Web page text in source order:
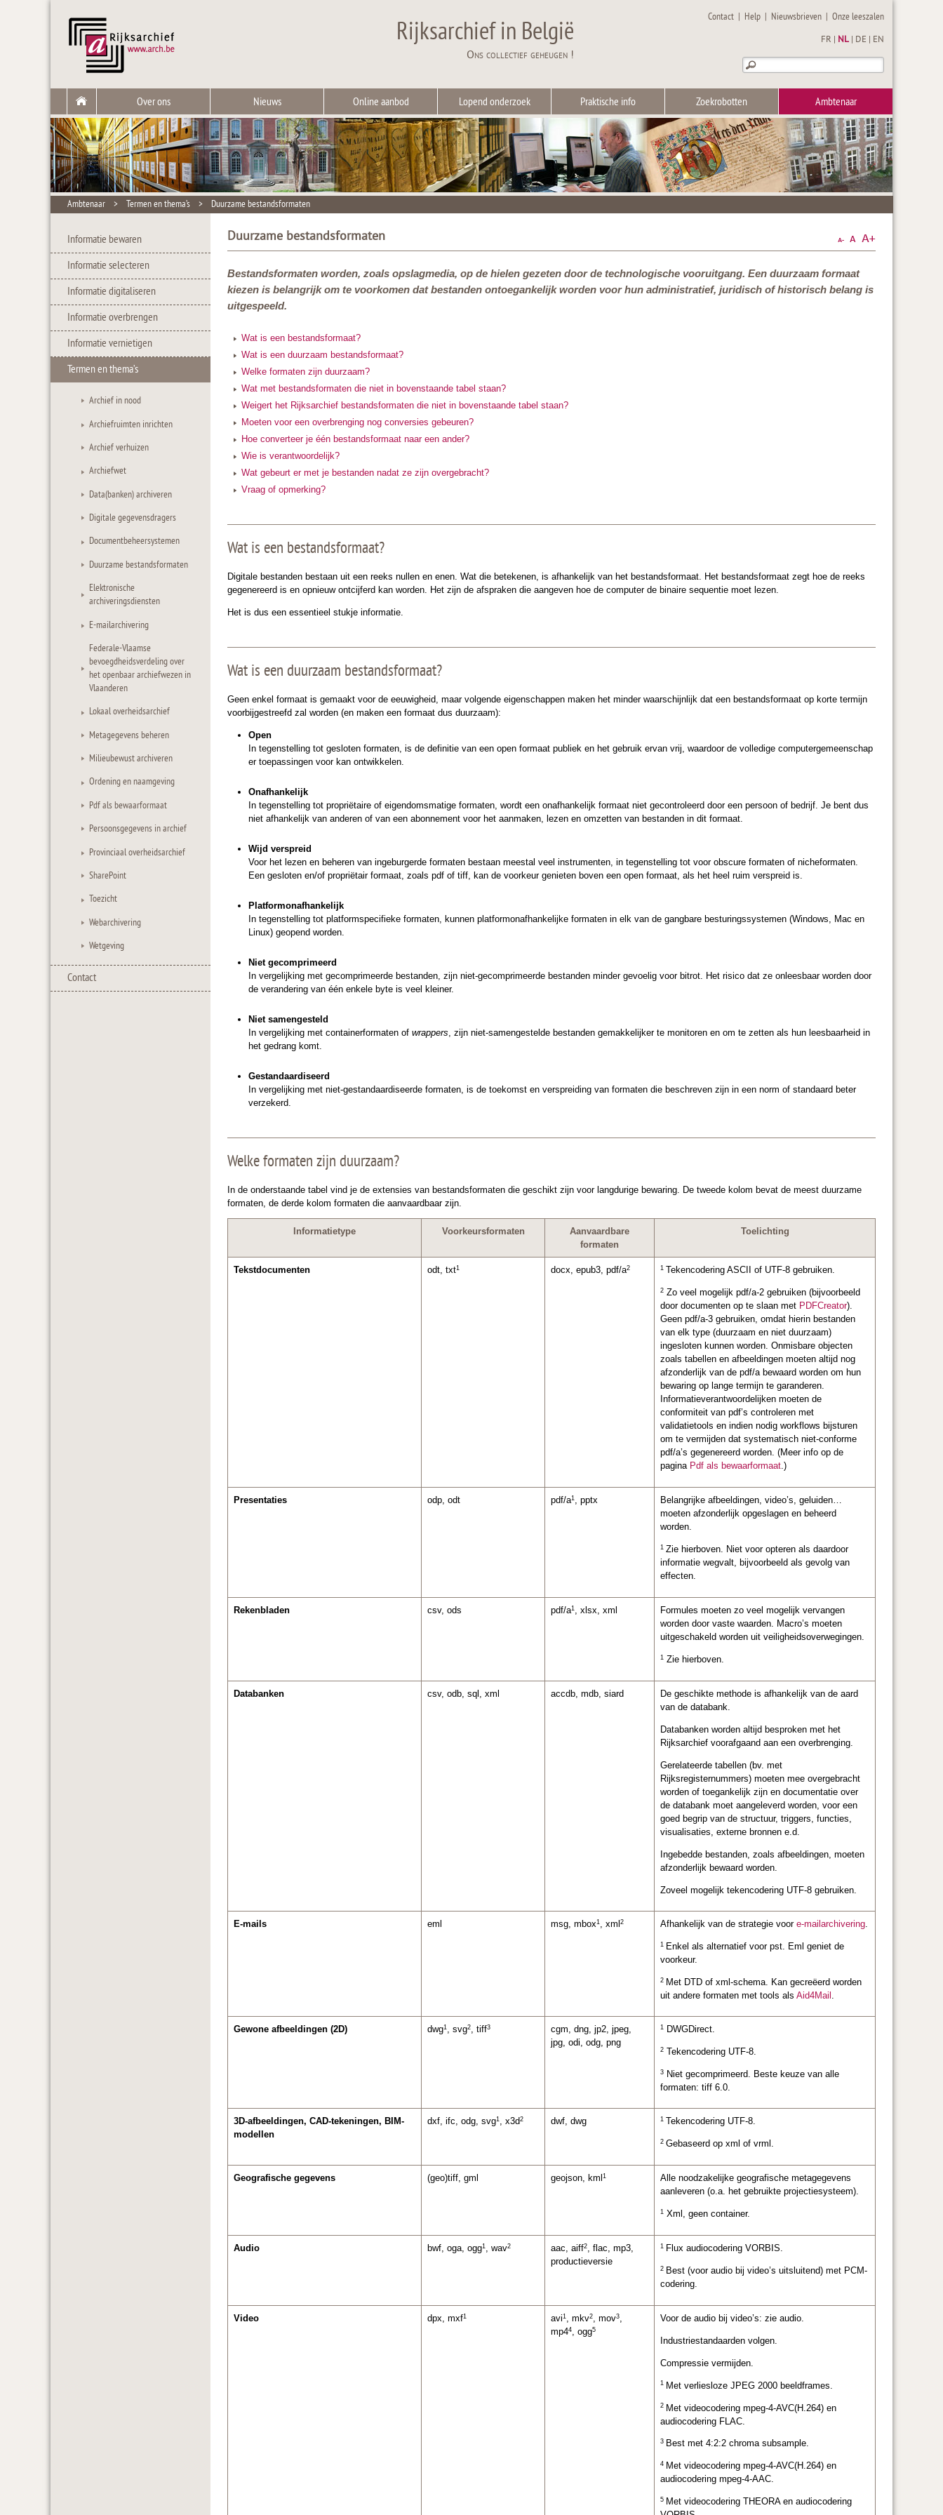
Rijksarchief in België
Ons collectief geheugen !
Contact | Help | Nieuwsbrieven |Onze leeszalen
FR NL DE EN
Over ons Nieuws Online aanbod Lopend onderzoek Praktische info Zoekrobotten Ambtenaar
Ambtenaar > Termen en thema’s > Duurzame bestandsformaten
Informatie bewaren
Informatie selecteren
Informatie digitaliseren
Informatie overbrengen
Informatie vernietigen
Termen en thema’s
Archief in nood
Archiefruimten inrichten
Archief verhuizen
Archiefwet
Data(banken) archiveren
Digitale gegevensdragers
Documentbeheersystemen
Duurzame bestandsformaten
Elektronische
archiveringsdiensten
E-mailarchivering
Federale-Vlaamse
bevoegdheidsverdeling over
het openbaar archiefwezen in
Vlaanderen
Lokaal overheidsarchief
Metagegevens beheren
Milieubewust archiveren
Ordening en naamgeving
Pdf als bewaarformaat
Persoonsgegevens in archief
Provinciaal overheidsarchief
SharePoint
Toezicht
Webarchivering
Wetgeving
Contact
Duurzame bestandsformaten
Bestandsformaten worden, zoals opslagmedia, op de hielen gezeten door de technologische vooruitgang. Een duurzaam formaat
kiezen is belangrijk om te voorkomen dat bestanden ontoegankelijk worden voor hun administratief, juridisch of historisch belang is
uitgespeeld.
Wat is een bestandsformaat?
Wat is een duurzaam bestandsformaat?
Welke formaten zijn duurzaam?
Wat met bestandsformaten die niet in bovenstaande tabel staan?
Weigert het Rijksarchief bestandsformaten die niet in bovenstaande tabel staan?
Moeten voor een overbrenging nog conversies gebeuren?
Hoe converteer je één bestandsformaat naar een ander?
Wie is verantwoordelijk?
Wat gebeurt er met je bestanden nadat ze zijn overgebracht?
Vraag of opmerking?
Wat is een bestandsformaat?
Digitale bestanden bestaan uit een reeks nullen en enen. Wat die betekenen, is afhankelijk van het bestandsformaat. Het bestandsformaat zegt hoe de reeks
gegenereerd is en opnieuw ontcijferd kan worden. Het zijn de afspraken die aangeven hoe de computer de binaire sequentie moet lezen.
Het is dus een essentieel stukje informatie.
Wat is een duurzaam bestandsformaat?
Geen enkel formaat is gemaakt voor de eeuwigheid, maar volgende eigenschappen maken het minder waarschijnlijk dat een bestandsformaat op korte termijn
voorbijgestreefd zal worden (en maken een formaat dus duurzaam):
Open
In tegenstelling tot gesloten formaten, is de definitie van een open formaat publiek en het gebruik ervan vrij, waardoor de volledige computergemeenschap
er toepassingen voor kan ontwikkelen.
Onafhankelijk
In tegenstelling tot propriëtaire of eigendomsmatige formaten, wordt een onafhankelijk formaat niet gecontroleerd door een persoon of bedrijf. Je bent dus
niet afhankelijk van anderen of van een abonnement voor het aanmaken, lezen en omzetten van bestanden in dit formaat.
Wijd verspreid
Voor het lezen en beheren van ingeburgerde formaten bestaan meestal veel instrumenten, in tegenstelling tot voor obscure formaten of nicheformaten.
Een gesloten en/of propriëtair formaat, zoals pdf of tiff, kan de voorkeur genieten boven een open formaat, als het heel ruim verspreid is.
Platformonafhankelijk
In tegenstelling tot platformspecifieke formaten, kunnen platformonafhankelijke formaten in elk van de gangbare besturingssystemen (Windows, Mac en
Linux) geopend worden.
Niet gecomprimeerd
In vergelijking met gecomprimeerde bestanden, zijn niet-gecomprimeerde bestanden minder gevoelig voor bitrot. Het risico dat ze onleesbaar worden door
de verandering van één enkele byte is veel kleiner.
Niet samengesteld
In vergelijking met containerformaten of wrappers , zijn niet-samengestelde bestanden gemakkelijker te monitoren en om te zetten als hun leesbaarheid in
het gedrang komt.
Gestandaardiseerd
In vergelijking met niet-gestandaardiseerde formaten, is de toekomst en verspreiding van formaten die beschreven zijn in een norm of standaard beter
verzekerd.
Welke formaten zijn duurzaam?
In de onderstaande tabel vind je de extensies van bestandsformaten die geschikt zijn voor langdurige bewaring. De tweede kolom bevat de meest duurzame
formaten, de derde kolom formaten die aanvaardbaar zijn.
Informatietype Voorkeursformaten
Aanvaardbare
formaten
Toelichting
Tekstdocumenten odt, txt1 docx, epub3, pdf/a2 1 Tekencodering ASCII of UTF-8 gebruiken.
2 Zo veel mogelijk pdf/a-2 gebruiken (bijvoorbeeld
door documenten op te slaan met PDFCreator).
Geen pdf/a-3 gebruiken, omdat hierin bestanden
van elk type (duurzaam en niet duurzaam)
ingesloten kunnen worden. Onmisbare objecten
zoals tabellen en afbeeldingen moeten altijd nog
afzonderlijk van de pdf/a bewaard worden om hun
bewaring op lange termijn te garanderen.
Informatieverantwoordelijken moeten de
conformiteit van pdf’s controleren met
validatietools en indien nodig workflows bijsturen
om te vermijden dat systematisch niet-conforme
pdf/a’s gegenereerd worden. (Meer info op de
pagina Pdf als bewaarformaat.)
Presentaties odp, odt pdf/a1 , pptx
Belangrijke afbeeldingen, video’s, geluiden…
moeten afzonderlijk opgeslagen en beheerd
worden.
1 Zie hierboven. Niet voor opteren als daardoor
informatie wegvalt, bijvoorbeeld als gevolg van
effecten.
Rekenbladen csv, ods pdf/a1 , xlsx, xml
Formules moeten zo veel mogelijk vervangen
worden door vaste waarden. Macro’s moeten
uitgeschakeld worden uit veiligheidsoverwegingen.
1 Zie hierboven.
Databanken csv, odb, sql, xml accdb, mdb, siard
De geschikte methode is afhankelijk van de aard
van de databank.
Databanken worden altijd besproken met het
Rijksarchief voorafgaand aan een overbrenging.
Gerelateerde tabellen (bv. met
Rijksregisternummers) moeten mee overgebracht
worden of toegankelijk zijn en documentatie over
de databank moet aangeleverd worden, voor een
goed begrip van de structuur, triggers, functies,
visualisaties, externe bronnen e.d.
Ingebedde bestanden, zoals afbeeldingen, moeten
afzonderlijk bewaard worden.
Zoveel mogelijk tekencodering UTF-8 gebruiken.
E-mails eml msg, mbox1 , xml 2 Afhankelijk van de strategie voor e-mailarchivering.
1
Enkel als alternatief voor pst. Eml geniet de
voorkeur.
2 Met DTD of xml-schema. Kan gecreëerd worden
uit andere formaten met tools als Aid4Mail
Gewone afbeeldingen (2D) dwg1 , svg2, tiff3
cgm, dng, jp2, jpeg,
jpg, odi, odg, png
1 DWGDirect.
2 Tekencodering UTF-8.
3 Niet gecomprimeerd. Beste keuze van alle
formaten: tiff 6.0.
3D-afbeeldingen, CAD-tekeningen, BIM-
modellen
dxf, ifc, odg, svg1 , x3d2 dwf, dwg 1 Tekencodering UTF-8.
2 Gebaseerd op xml of vrml.
Geografische gegevens (geo)tiff, gml geojson, kml 1
Alle noodzakelijke geografische metagegevens
aanleveren (o.a. het gebruikte projectiesysteem).
1 Xml, geen container.
Audio bwf, oga, ogg1 , wav2 aac, aiff2, flac, mp3,
productieversie
1 Flux audiocodering VORBIS.
2 Best (voor audio bij video’s uitsluitend) met PCM-
codering.
Video dpx, mxf1 avi1 , mkv2, mov3,
mp44, ogg5
Voor de audio bij video’s: zie audio.
Industriestandaarden volgen.
Compressie vermijden.
1 Met verliesloze JPEG 2000 beeldframes.
2 Met videocodering mpeg-4-AVC(H.264) en
audiocodering FLAC.
3 Best met 4:2:2 chroma subsample.
4 Met videocodering mpeg-4-AVC(H.264) en
audiocodering mpeg-4-AAC.
5 Met videocodering THEORA en audiocodering